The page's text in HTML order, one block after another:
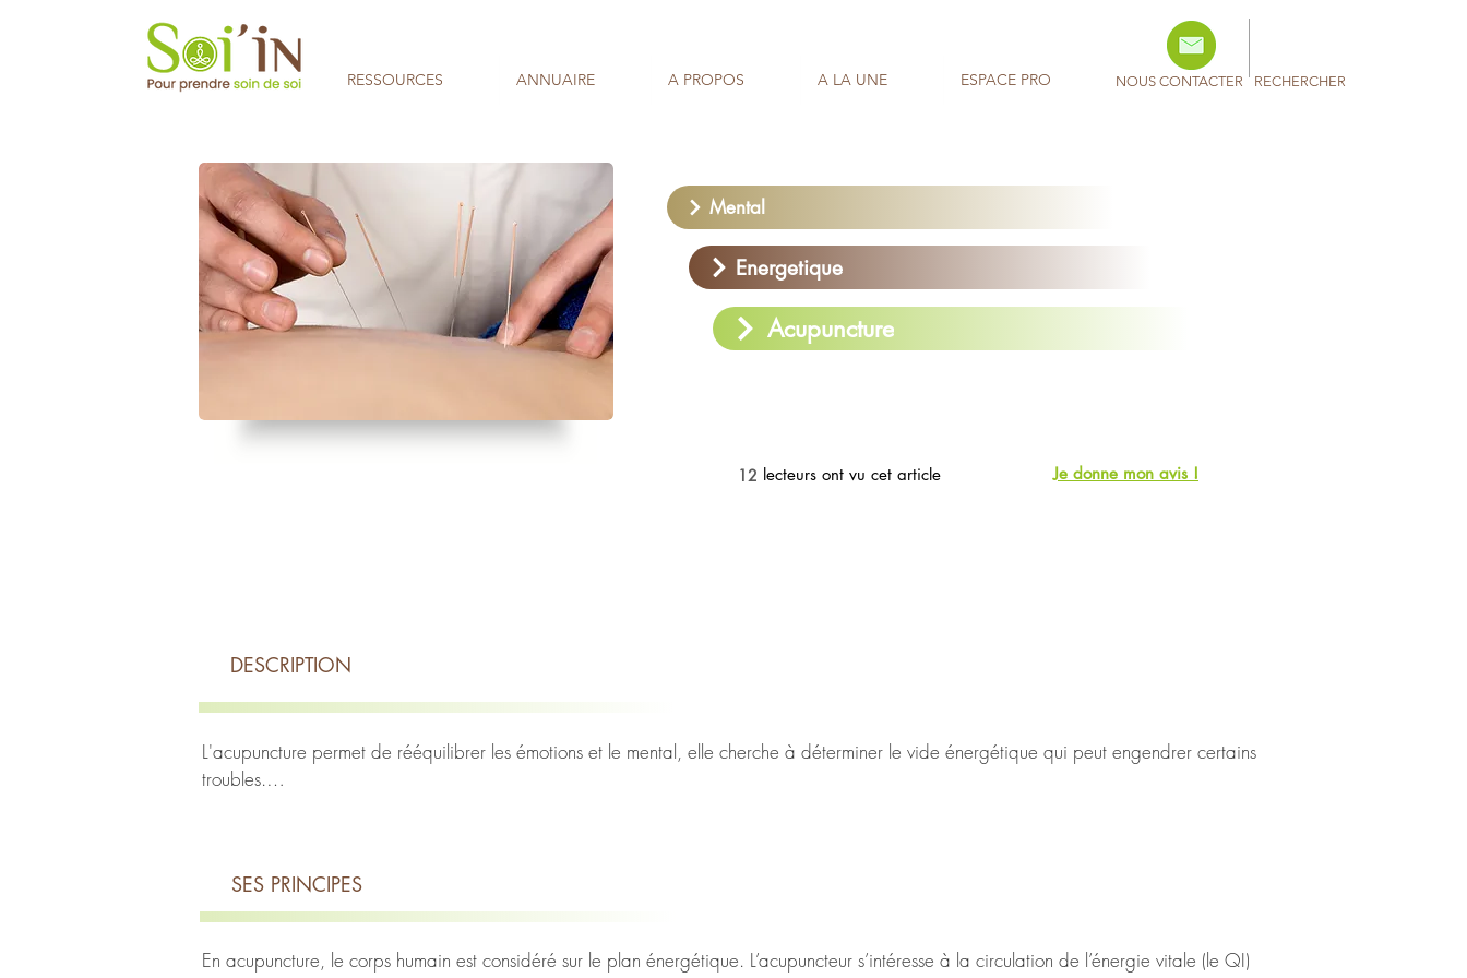
RESSOURCES ANNUAIRE A PROPOS A LA UNE ESPACE PRO NOUS CONTACTER RECHERCHER
Mental
Energetique
Acupuncture
12 lecteurs ont vu cet article Je donne mon avis !
DESCRIPTION
L'acupuncture permet de rééquilibrer les émotions et le mental, elle cherche à déterminer le vide énergétique qui peut engendrer certains
troubles.
L’acupuncture désigne la stimulation de points précis du corps (les points d’acupuncture) dans un but thérapeutique, à l’aide de différentes
techniques physiques. Dans la médecine chinoise, l’acupuncture et la moxibustion sont deux termes confondus sous une même appellation.
SES PRINCIPES
En acupuncture, le corps humain est considéré sur le plan énergétique. L’acupuncteur s’intéresse à la circulation de l’énergie vitale (le QI)